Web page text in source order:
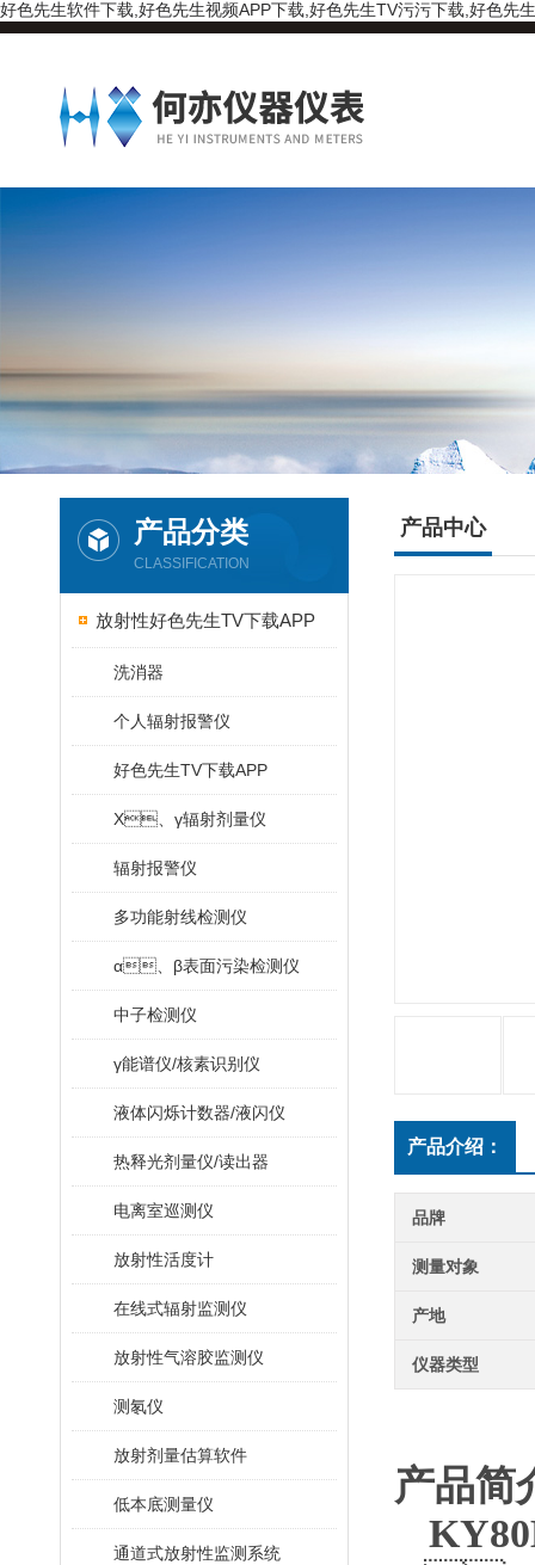
好色先生软件下载,好色先生视频APP下载,好色先生TV污污下载,好色先
产品分类
CLASSIFICATION
放射性好色先生TV下载APP
洗消器
个人辐射报警仪
好色先生TV下载APP
X、γ辐射剂量仪
辐射报警仪
多功能射线检测仪
α、β表面污染检测仪
中子检测仪
γ能谱仪/核素识别仪
液体闪烁计数器/液闪仪
热释光剂量仪/读出器
电离室巡测仪
放射性活度计
在线式辐射监测仪
放射性气溶胶监测仪
测氡仪
放射剂量估算软件
低本底测量仪
通道式放射性监测系统
产品中心
产品介绍：
品牌
测量对象
产地
仪器类型
产品简介